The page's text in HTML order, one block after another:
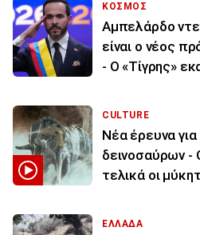
ΚΟΣΜΟΣ
Αμπελάρδο ντε
είναι ο νέος
- Ο «Τίγρης»
CULTURE
Νέα έρευνα
δεινοσαύρων -
τελικά οι
ΕΛΛΑΔΑ